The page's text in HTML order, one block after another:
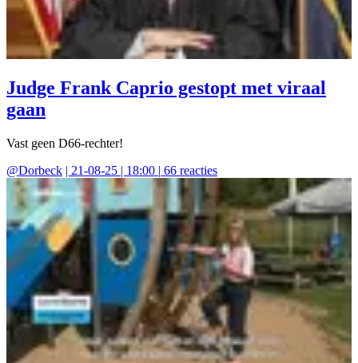
Judge Frank Caprio gestopt met viraal
gaan
Vast geen D66-rechter!
@Dorbeck | 21-08-25 | 18:00 | 66 reacties